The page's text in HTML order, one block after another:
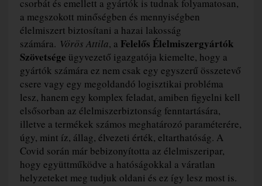
csorbát és emellett a gyártók is tudnak folyamatosan,
a megszokott minőségben és mennyiségben
élelmiszert biztosítani a hazai lakosság
számára. Vörös Attila, a Felelős Élelmiszergyártók
Szövetsége ügyvezető igazgatója kiemelte, hogy a
gyártók számára ez nem csak egy egyszerű összetevő
csere vagy egy megoldandó logisztikai probléma
lesz, hanem egy komplex feladat, amiben figyelni kell
elsősorban az élelmiszerbiztonság fenntartására,
illetve a termékek számos meghatározó paraméterére,
úgy, mint íz, állag, élvezeti érték, eltarthatóság. A
Covid során már bebizonyította az élelmiszeripar,
hogy együttműködve a hatóságokkal a váratlan
helyzeteket meg tudjuk oldani és ez így lesz most is.